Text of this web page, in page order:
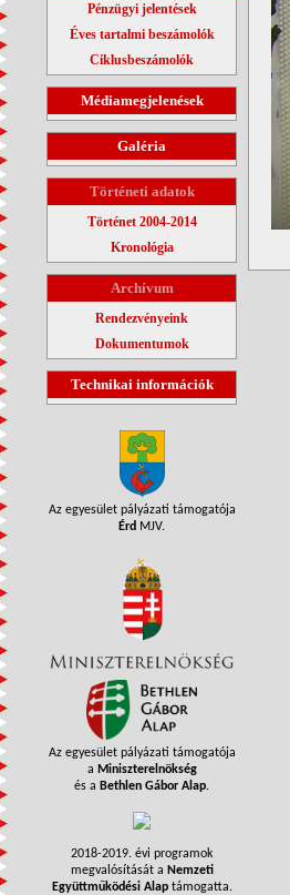
Pénzügyi jelentések
Éves tartalmi beszámolók
Ciklusbeszámolók
Médiamegjelenések
Galéria
Történeti adatok
Történet 2004-2014
Kronológia
Archívum
Rendezvényeink
Dokumentumok
Technikai információk
Az egyesület pályázati támogatója
Érd MJV.
Az egyesület pályázati támogatója
a Miniszterelnökség
és a Bethlen Gábor Alap.
2018-2019. évi programok
megvalósítását a Nemzeti
Együttműködési Alaptámogatta.